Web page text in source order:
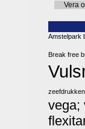
Vera
Amstelpark
Break free
vega;